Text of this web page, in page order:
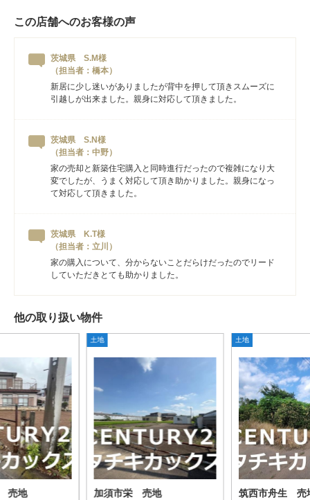
この店舗へのお客様の声
茨城県 S.M様
（担当者：橋本）
新居に少し迷いがありましたが背中を押して頂きスムーズに
引越しが出来ました。親身に対応して頂きました。
茨城県 S.N様
（担当者：中野）
家の売却と新築住宅購入と同時進行だったので複雑になり大
変でしたが、うまく対応して頂き助かりました。親身になっ
て対応して頂きました。
茨城県 K.T様
（担当者：立川）
家の購入について、分からないことだらけだったのでリード
していただきとても助かりました。
他の取り扱い物件
売地
土地
加須市栄 売地
土地
筑西市舟生 売